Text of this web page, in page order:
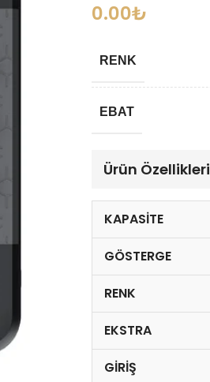
0.00₺
RENK
EBAT
Ürün Özellikleri
KAPASITE
GÖSTERGE
RENK
EKSTRA
GIRIŞ